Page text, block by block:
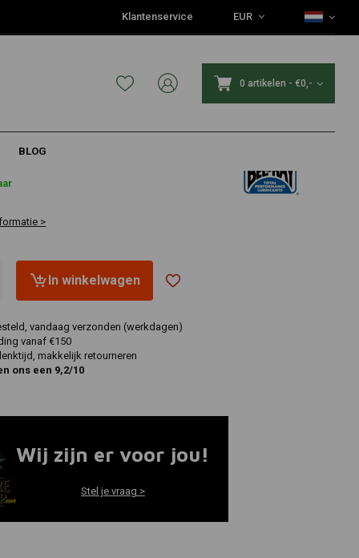
Klantenservice EUR
0 artikelen - €0,-
BLOG
>
In winkelwagen
vandaag verzonden (werkdagen)
vanaf €150
makkelijk retourneren
ons een 9,2/10
Wij zijn er voor jou!
Stel je vraag >